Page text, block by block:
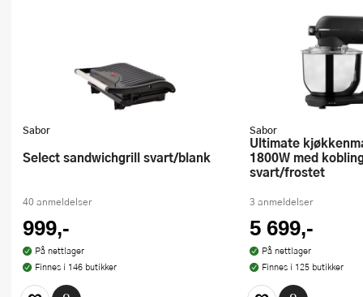
Sabor
Select sandwichgrill svart/blank
40 anmeldelser
999,-
På nettlager
Finnes i 146 butikker
Sabor
Ultimate kjøkkenmaskin 6,5L
1800W med
svart/frostet
3 anmeldelser
5 699,-
På nettlager
Finnes i 125 butikker